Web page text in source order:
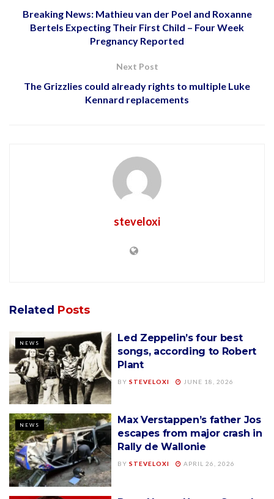
Breaking News: Mathieu van der Poel and Roxanne
Bertels Expecting Their First Child – Four Week
Pregnancy Reported
Next Post
The Grizzlies could already rights to multiple Luke
Kennard replacements
steveloxi
Related Posts
NEWS
Led Zeppelin’s four best
songs, according to Robert
Plant
BY STEVELOXI JUNE 18, 2026
NEWS
Max Verstappen’s father Jos
escapes from major crash in
Rally de Wallonie
BY STEVELOXI APRIL 26, 2026